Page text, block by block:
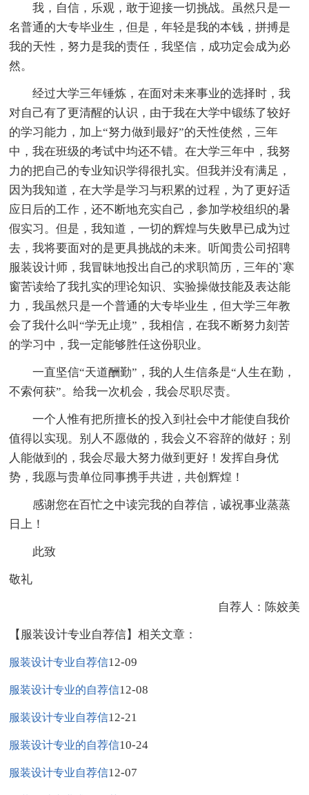
我，自信，乐观，敢于迎接一切挑战。虽然只是一
名普通的大专毕业生，但是，年轻是我的本钱，拼搏是
我的天性，努力是我的责任，我坚信，成功定会成为必
然。
经过大学三年锤炼，在面对未来事业的选择时，我
对自己有了更清醒的认识，由于我在大学中锻练了较好
的学习能力，加上“努力做到最好”的天性使然，三年
中，我在班级的考试中均还不错。在大学三年中，我努
力的把自己的专业知识学得很扎实。但我并没有满足，
因为我知道，在大学是学习与积累的过程，为了更好适
应日后的工作，还不断地充实自己，参加学校组织的暑
假实习。但是，我知道，一切的辉煌与失败早已成为过
去，我将要面对的是更具挑战的未来。听闻贵公司招聘
服装设计师，我冒昧地投出自己的求职简历，三年的`寒
窗苦读给了我扎实的理论知识、实验操做技能及表达能
力，我虽然只是一个普通的大专毕业生，但大学三年教
会了我什么叫“学无止境”，我相信，在我不断努力刻苦
的学习中，我一定能够胜任这份职业。
一直坚信“天道酬勤”，我的人生信条是“人生在勤，
不索何获”。给我一次机会，我会尽职尽责。
一个人惟有把所擅长的投入到社会中才能使自我价
值得以实现。别人不愿做的，我会义不容辞的做好；别
人能做到的，我会尽最大努力做到更好！发挥自身优
势，我愿与贵单位同事携手共进，共创辉煌！
感谢您在百忙之中读完我的自荐信，诚祝事业蒸蒸
日上！
此致
敬礼
自荐人：陈姣美
【服装设计专业自荐信】相关文章：
服装设计专业自荐信12-09
服装设计专业的自荐信12-08
服装设计专业自荐信12-21
服装设计专业的自荐信10-24
服装设计专业自荐信12-07